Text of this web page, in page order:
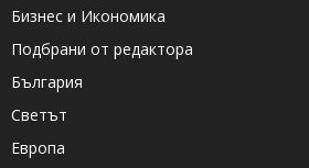
Бизнес и Икономика
Подбрани от редактора
България
Светът
Европа